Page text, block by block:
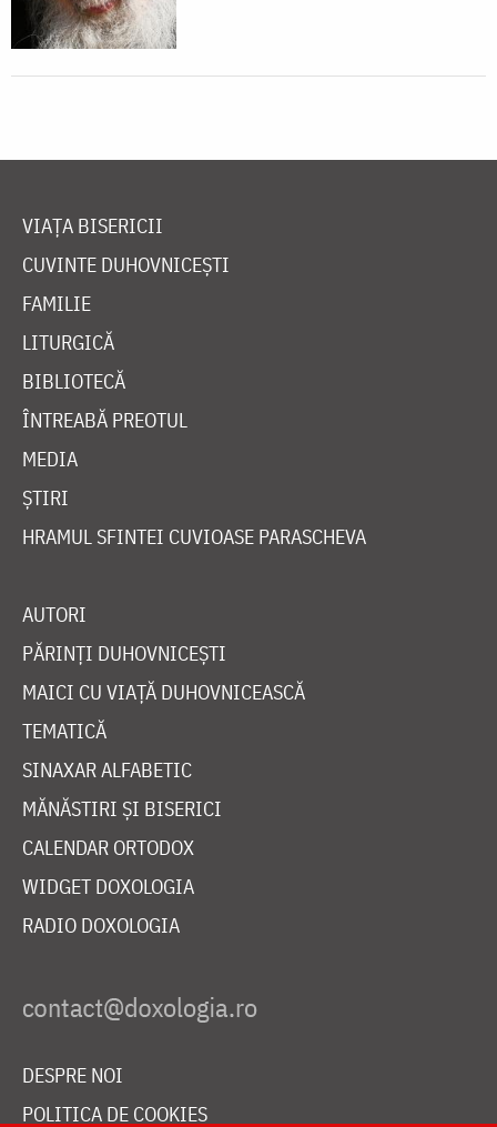
VIAȚA BISERICII
CUVINTE DUHOVNICEȘTI
FAMILIE
LITURGICĂ
BIBLIOTECĂ
ÎNTREABĂ PREOTUL
MEDIA
ȘTIRI
HRAMUL SFINTEI CUVIOASE PARASCHEVA
AUTORI
PĂRINȚI DUHOVNICEȘTI
MAICI CU VIAȚĂ DUHOVNICEASCĂ
TEMATICĂ
SINAXAR ALFABETIC
MĂNĂSTIRI ȘI BISERICI
CALENDAR ORTODOX
WIDGET DOXOLOGIA
RADIO DOXOLOGIA
DESPRE NOI
POLITICA DE COOKIES